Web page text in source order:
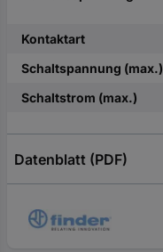
Kontaktart
Schaltspannung (max.)
Schaltstrom (max.)
Datenblatt (PDF)